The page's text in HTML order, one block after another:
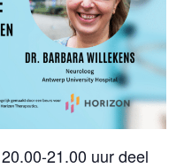
21.00 uur deel